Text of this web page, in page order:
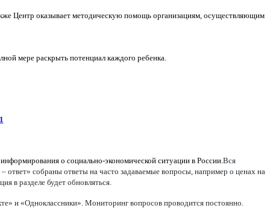
Центр оказывает методическую помощь организациям, осуществляющим
мере раскрыть потенциал каждого ребенка.
о социально-экономической ситуации в России. Вся
ответ» собраны ответы на часто задаваемые вопросы, например о ценах на
в разделе будет обновляться.
и «Одноклассники». Мониторинг вопросов проводится постоянно.